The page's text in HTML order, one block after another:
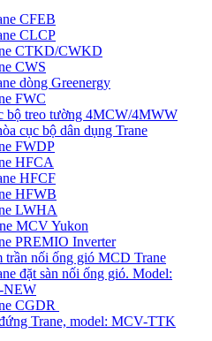
CFEB
CLCP
CTKD/CWKD
CWS
dòng Greenergy
FWC
bộ treo tường 4MCW/4MWW
cục bộ dân dụng Trane
FWDP
HFCA
HFCF
HFWB
LWHA
MCV Yukon
PREMIO Inverter
trần nối ống gió MCD Trane
đặt sàn nối ống gió. Model:
NEW
CGDR
Trane, model: MCV-TTK